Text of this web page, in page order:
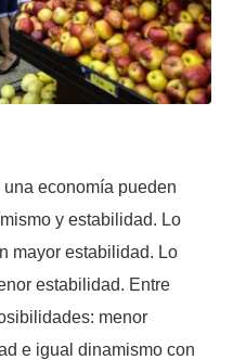
economía pueden
y estabilidad. Lo
mayor estabilidad. Lo
estabilidad. Entre
menor
e igual dinamismo con